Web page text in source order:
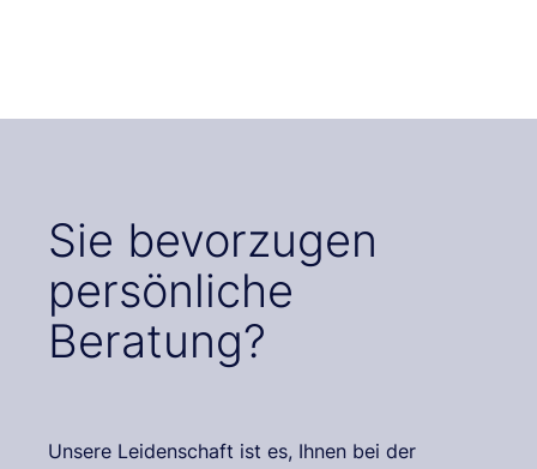
Sie bevorzugen
persönliche
Beratung?
Unsere Leidenschaft ist es, Ihnen bei der